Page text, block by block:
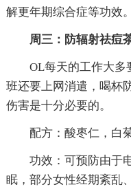
解更年期综合症等功效。
周三：防辐射祛痘
OL每天的工作大多
班还要上网消遣，喝杯
伤害是十分必要的。
配方：酸枣仁，白菊
功效：可预防由于电
眠，部分女性经期紊乱